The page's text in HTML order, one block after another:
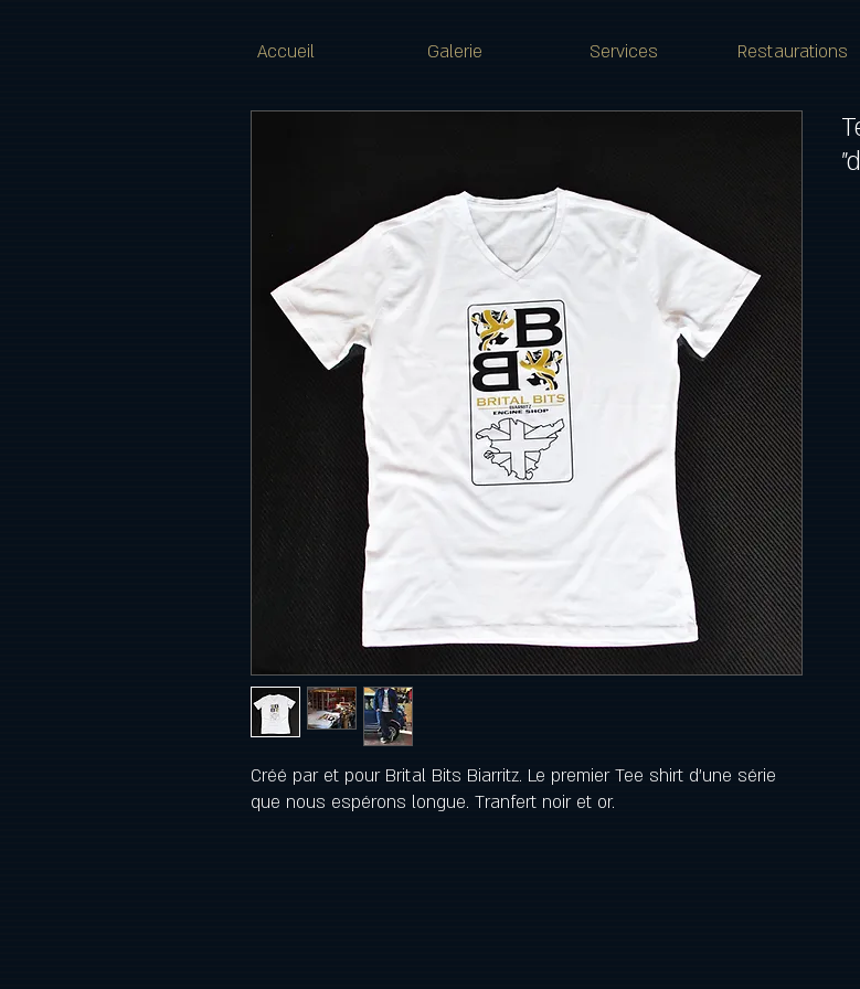
Accueil Galerie Services Restaurations
Créé par et pour Brital Bits Biarritz. Le premier Tee shirt d'une série
que nous espérons longue. Tranfert noir et or.